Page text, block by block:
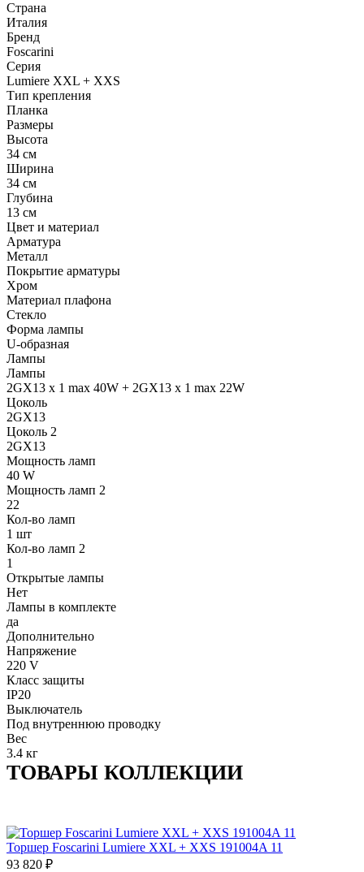
Страна
Италия
Бренд
Foscarini
Серия
Lumiere XXL + XXS
Тип крепления
Планка
Размеры
Высота
34 см
Ширина
34 см
Глубина
13 см
Цвет и материал
Арматура
Металл
Покрытие арматуры
Хром
Материал плафона
Стекло
Форма лампы
U-образная
Лампы
Лампы
2GX13 x 1 max 40W + 2GX13 x 1 max 22W
Цоколь
2GX13
Цоколь 2
2GX13
Мощность ламп
40 W
Мощность ламп 2
22
Кол-во ламп
1 шт
Кол-во ламп 2
1
Открытые лампы
Нет
Лампы в комплекте
да
Дополнительно
Напряжение
220 V
Класс защиты
IP20
Выключатель
Под внутреннюю проводку
Вес
3.4 кг
ТОВАРЫ КОЛЛЕКЦИИ
Торшер Foscarini Lumiere XXL + XXS 191004A 11
93 820 ₽